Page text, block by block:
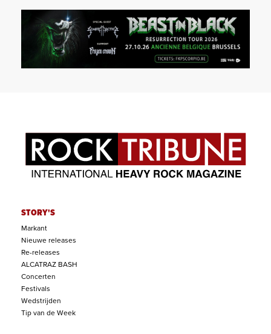
STORY'S
Markant
Nieuwe releases
Re-releases
ALCATRAZ BASH
Concerten
Festivals
Wedstrijden
Tip van de Week